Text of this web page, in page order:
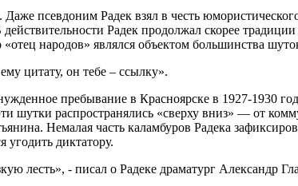
псевдоним Радек взял в честь
Радек продолжал скорее
народов» являлся объектом большинства
цитату, он тебе – ссылку».
пребывание в Красноярске в 1927-1930
шутки распространялись «сверху вниз» — от
Немалая часть каламбуров Радека
угодить диктатору.
лесть», - писал о Радеке драматург Александр